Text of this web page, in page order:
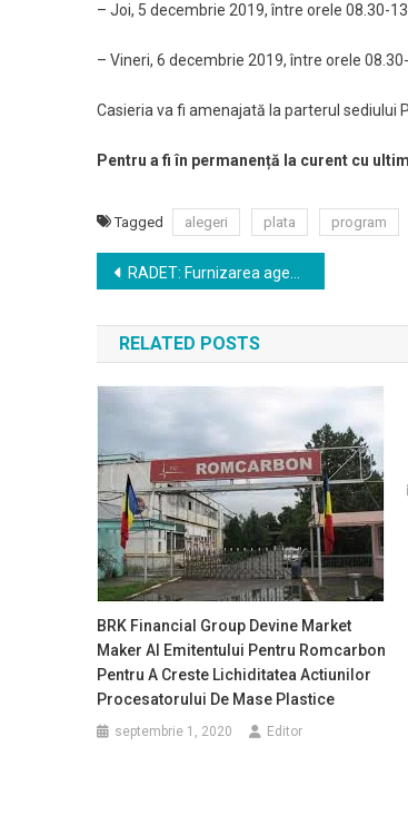
– Joi, 5 decembrie 2019, între orele 08.30-
– Vineri, 6 decembrie 2019, între orele 08.30-
Casieria va fi amenajată la parterul sediului
Pentru a fi în permanență la curent cu
Tagged alegeri plata program
Navigare
în
articole
RADET: Furnizarea agentului termic se sistează în Fundeni, Aviaţiei şi Apusului, pentru maximum 24 de ore
RELATED POSTS
BRK Financial Group Devine Market
Maker Al Emitentului Pentru Romcarbon
Pentru A Creste Lichiditatea Actiunilor
Procesatorului De Mase Plastice
septembrie 1, 2020 Editor